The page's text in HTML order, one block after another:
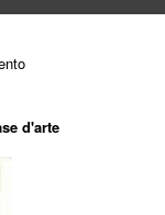
DI SAN LUCA
ARTE
d'arte